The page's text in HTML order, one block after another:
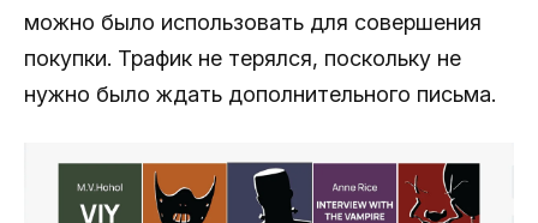
можно было использовать для совершения
покупки. Трафик не терялся, поскольку не
нужно было ждать дополнительного письма.